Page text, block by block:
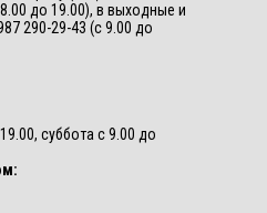
до 19.00), в выходные и
290-29-43 (с 9.00 до
суббота с 9.00 до